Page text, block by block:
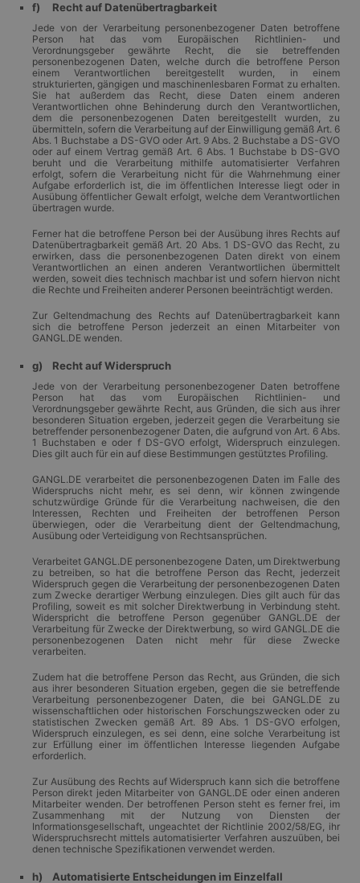
f) Recht auf Datenübertragbarkeit
Jede von der Verarbeitung personenbezogener Daten betroffene
Person hat das vom Europäischen Richtlinien- und
Verordnungsgeber gewährte Recht, die sie betreffenden
personenbezogenen Daten, welche durch die betroffene Person
einem Verantwortlichen bereitgestellt wurden, in einem
strukturierten, gängigen und maschinenlesbaren Format zu erhalten.
Sie hat außerdem das Recht, diese Daten einem anderen
Verantwortlichen ohne Behinderung durch den Verantwortlichen,
dem die personenbezogenen Daten bereitgestellt wurden, zu
übermitteln, sofern die Verarbeitung auf der Einwilligung gemäß Art. 6
Abs. 1 Buchstabe a DS-GVO oder Art. 9 Abs. 2 Buchstabe a DS-GVO
oder auf einem Vertrag gemäß Art. 6 Abs. 1 Buchstabe b DS-GVO
beruht und die Verarbeitung mithilfe automatisierter Verfahren
erfolgt, sofern die Verarbeitung nicht für die Wahrnehmung einer
Aufgabe erforderlich ist, die im öffentlichen Interesse liegt oder in
Ausübung öffentlicher Gewalt erfolgt, welche dem Verantwortlichen
übertragen wurde.
Ferner hat die betroffene Person bei der Ausübung ihres Rechts auf
Datenübertragbarkeit gemäß Art. 20 Abs. 1 DS-GVO das Recht, zu
erwirken, dass die personenbezogenen Daten direkt von einem
Verantwortlichen an einen anderen Verantwortlichen übermittelt
werden, soweit dies technisch machbar ist und sofern hiervon nicht
die Rechte und Freiheiten anderer Personen beeinträchtigt werden.
Zur Geltendmachung des Rechts auf Datenübertragbarkeit kann
sich die betroffene Person jederzeit an einen Mitarbeiter von
GANGL.DE wenden.
g) Recht auf Widerspruch
Jede von der Verarbeitung personenbezogener Daten betroffene
Person hat das vom Europäischen Richtlinien- und
Verordnungsgeber gewährte Recht, aus Gründen, die sich aus ihrer
besonderen Situation ergeben, jederzeit gegen die Verarbeitung sie
betreffender personenbezogener Daten, die aufgrund von Art. 6 Abs.
1 Buchstaben e oder f DS-GVO erfolgt, Widerspruch einzulegen.
Dies gilt auch für ein auf diese Bestimmungen gestütztes Profiling.
GANGL.DE verarbeitet die personenbezogenen Daten im Falle des
Widerspruchs nicht mehr, es sei denn, wir können zwingende
schutzwürdige Gründe für die Verarbeitung nachweisen, die den
Interessen, Rechten und Freiheiten der betroffenen Person
überwiegen, oder die Verarbeitung dient der Geltendmachung,
Ausübung oder Verteidigung von Rechtsansprüchen.
Verarbeitet GANGL.DE personenbezogene Daten, um Direktwerbung
zu betreiben, so hat die betroffene Person das Recht, jederzeit
Widerspruch gegen die Verarbeitung der personenbezogenen Daten
zum Zwecke derartiger Werbung einzulegen. Dies gilt auch für das
Profiling, soweit es mit solcher Direktwerbung in Verbindung steht.
Widerspricht die betroffene Person gegenüber GANGL.DE der
Verarbeitung für Zwecke der Direktwerbung, so wird GANGL.DE die
personenbezogenen Daten nicht mehr für diese Zwecke
verarbeiten.
Zudem hat die betroffene Person das Recht, aus Gründen, die sich
aus ihrer besonderen Situation ergeben, gegen die sie betreffende
Verarbeitung personenbezogener Daten, die bei GANGL.DE zu
wissenschaftlichen oder historischen Forschungszwecken oder zu
statistischen Zwecken gemäß Art. 89 Abs. 1 DS-GVO erfolgen,
Widerspruch einzulegen, es sei denn, eine solche Verarbeitung ist
zur Erfüllung einer im öffentlichen Interesse liegenden Aufgabe
erforderlich.
Zur Ausübung des Rechts auf Widerspruch kann sich die betroffene
Person direkt jeden Mitarbeiter von GANGL.DE oder einen anderen
Mitarbeiter wenden. Der betroffenen Person steht es ferner frei, im
Zusammenhang mit der Nutzung von Diensten der
Informationsgesellschaft, ungeachtet der Richtlinie 2002/58/EG, ihr
Widerspruchsrecht mittels automatisierter Verfahren auszuüben, bei
denen technische Spezifikationen verwendet werden.
h) Automatisierte Entscheidungen im Einzelfall